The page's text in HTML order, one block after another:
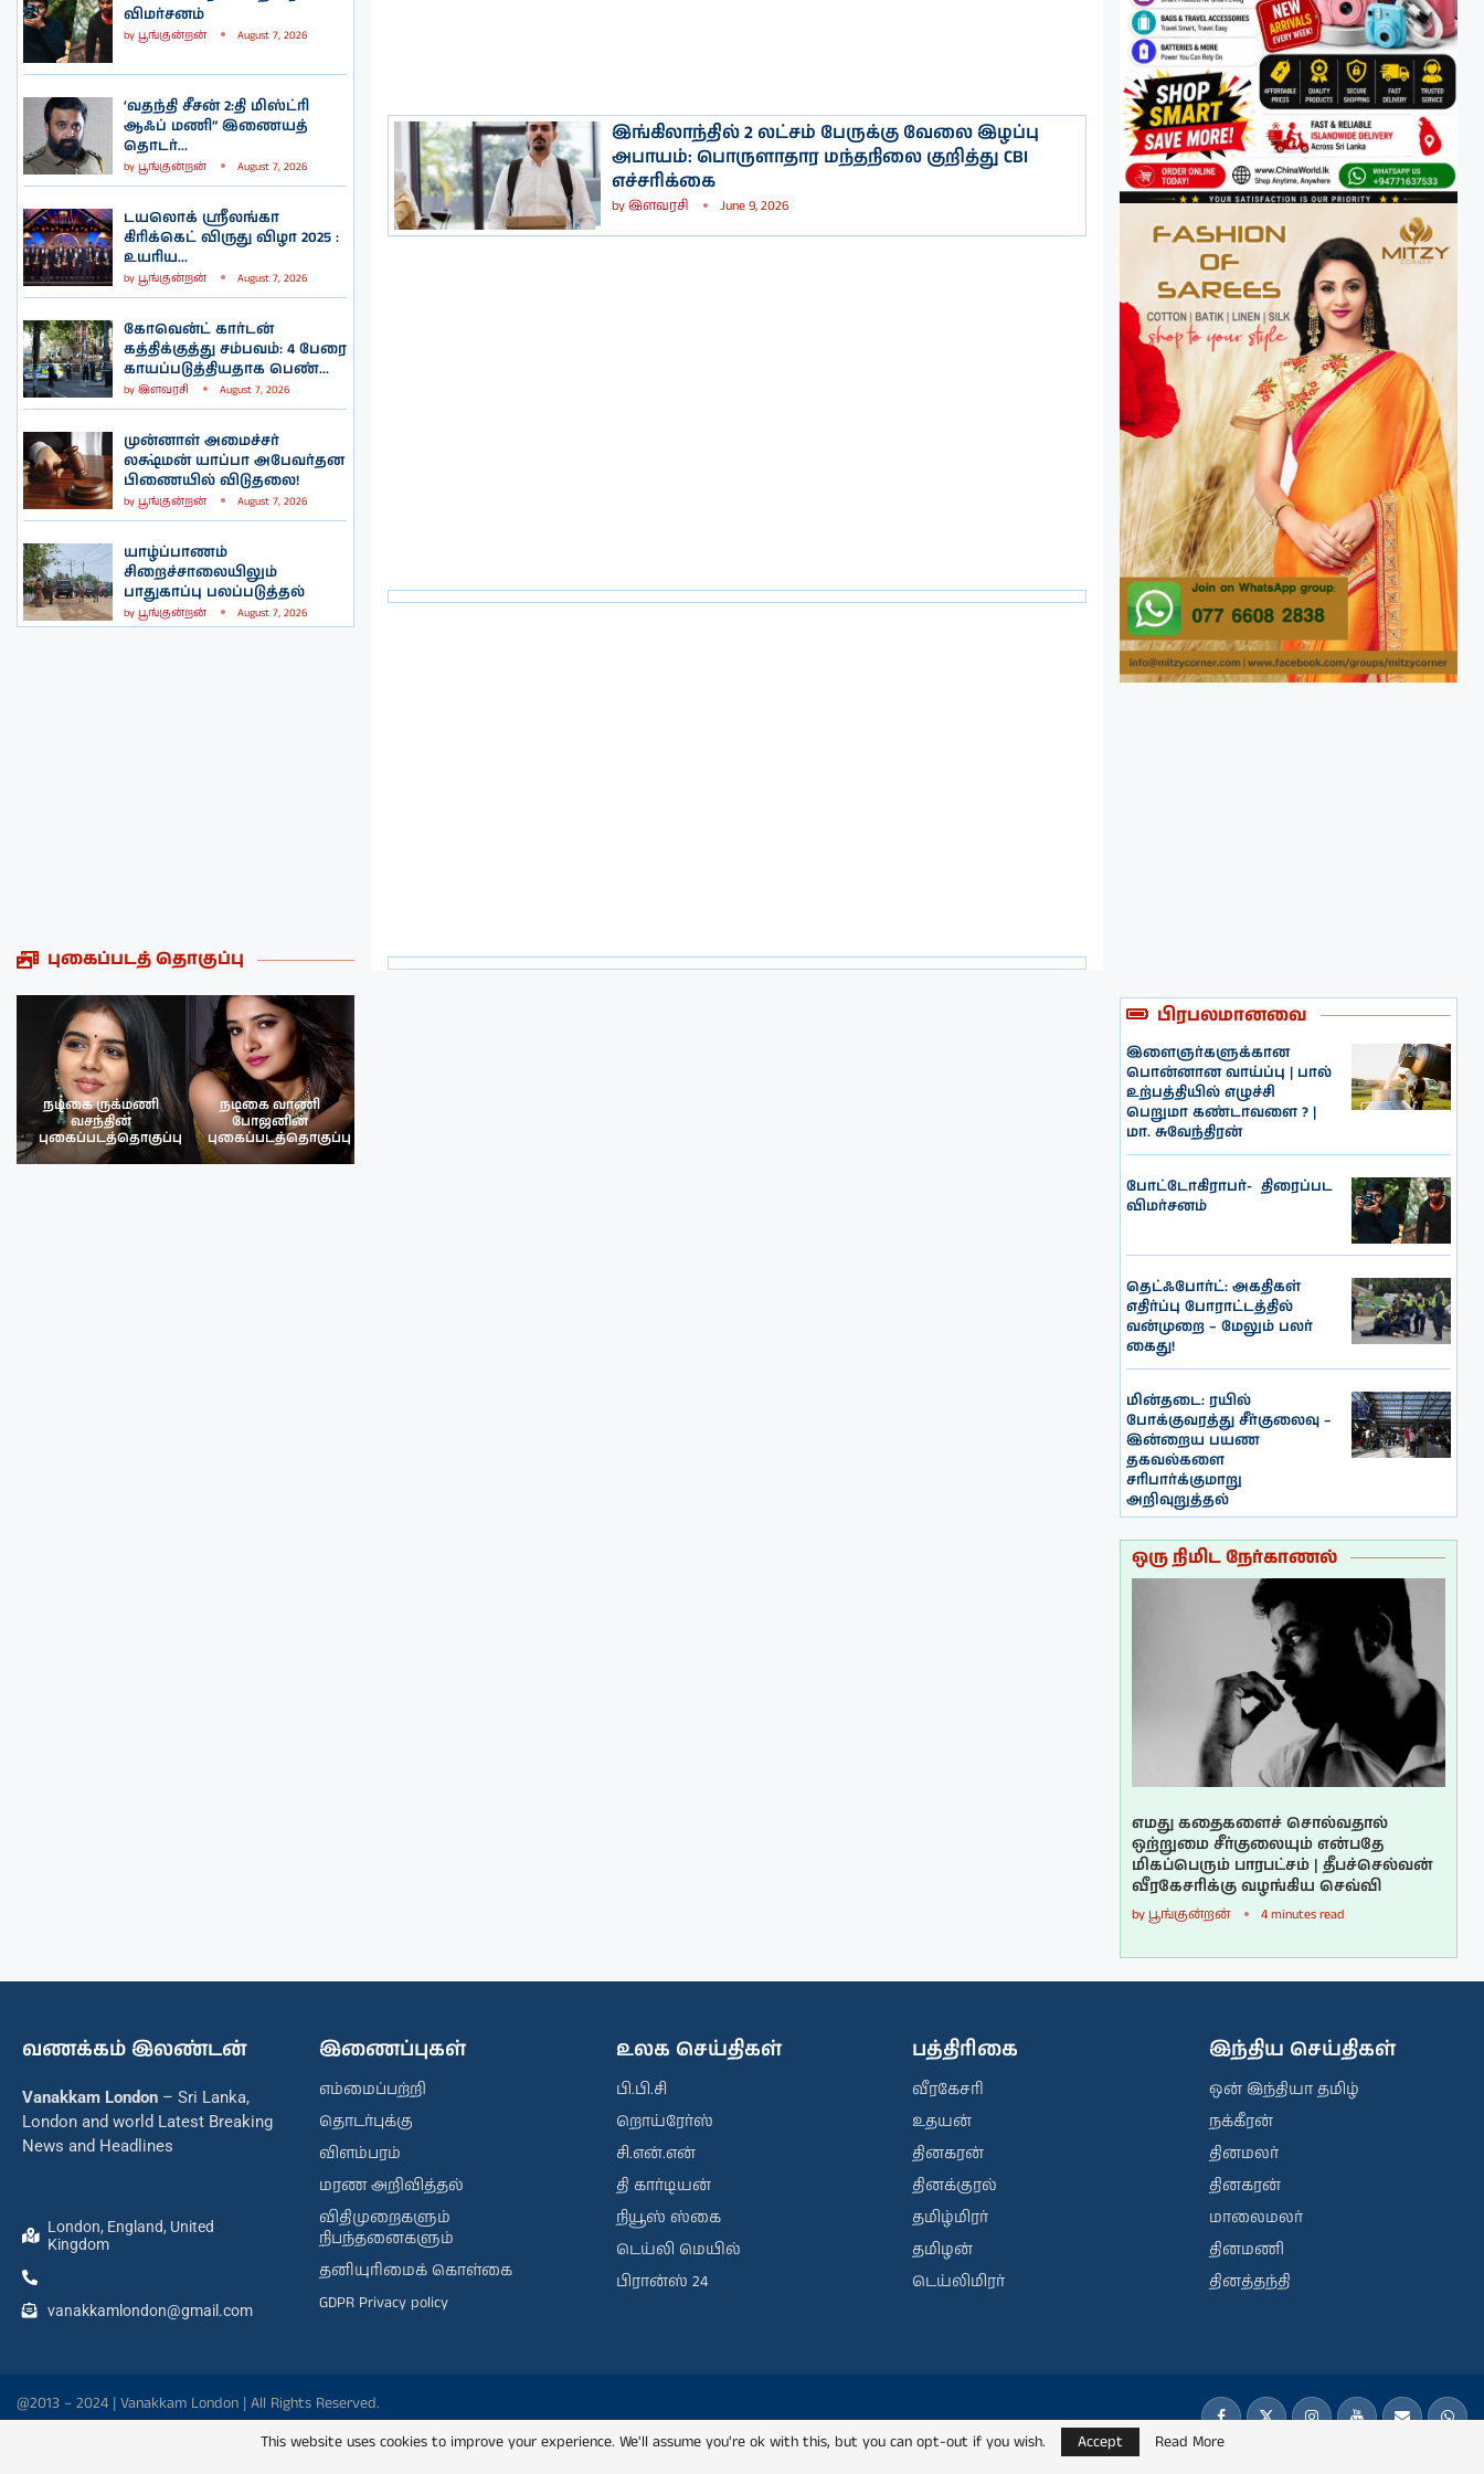
விமர்சனம்
by பூங்குன்றன் August 7, 2026
‘வதந்தி சீசன் 2:தி மிஸ்ட்ரி
ஆஃப் மணி” இணையத்
தொடர்...
by பூங்குன்றன் August 7, 2026
டயலொக் ஸ்ரீலங்கா
கிரிக்கெட் விருது விழா 2025 :
உயரிய...
by பூங்குன்றன் August 7, 2026
கோவென்ட் கார்டன்
கத்திக்குத்து சம்பவம்: 4 பேரை
காயப்படுத்தியதாக பெண்...
by இளவரசி August 7, 2026
முன்னாள் அமைச்சர்
லக்ஷ்மன் யாப்பா அபேவர்தன
பிணையில் விடுதலை!
by பூங்குன்றன் August 7, 2026
யாழ்ப்பாணம்
சிறைச்சாலையிலும்
பாதுகாப்பு பலப்படுத்தல்
by பூங்குன்றன் August 7, 2026
புகைப்படத் தொகுப்பு
நடிகை ருக்மணி
வசந்தின்
புகைப்படத்தொகுப்பு
நடிகை வாணி
போஜனின்
புகைப்படத்தொகுப்பு
இங்கிலாந்தில் 2 லட்சம் பேருக்கு வேலை இழப்பு
அபாயம்: பொருளாதார மந்தநிலை குறித்து CBI
எச்சரிக்கை
byஇளவரசி June 9, 2026
பிரபலமானவை
இளைஞர்களுக்கான
பொன்னான வாய்ப்பு | பால்
உற்பத்தியில் எழுச்சி
பெறுமா கண்டாவளை ? |
மா. சுவேந்திரன்
போட்டோகிராபர்- ‌ திரைப்பட
விமர்சனம்
தெட்ஃபோர்ட்: அகதிகள்
எதிர்ப்பு போராட்டத்தில்
வன்முறை – மேலும் பலர்
கைது!
மின்தடை: ரயில்
போக்குவரத்து சீர்குலைவு –
இன்றைய பயண
தகவல்களை
சரிபார்க்குமாறு
அறிவுறுத்தல்
ஒரு நிமிட நேர்காணல்
எமது கதைகளைச் சொல்வதால்
ஒற்றுமை சீர்குலையும் என்பதே
மிகப்பெரும் பாரபட்சம் | தீபச்செல்வன்
வீரகேசரிக்கு வழங்கிய செவ்வி
by பூங்குன்றன் 4 minutes read
வணக்கம் இலண்டன்
Vanakkam London – Sri Lanka,
London and world Latest Breaking
News and Headlines
London, England, United
Kingdom
vanakkamlondon@gmail.com
இணைப்புகள்
எம்மைப்பற்றி
தொடர்புக்கு
விளம்பரம்
மரண அறிவித்தல்
விதிமுறைகளும்
நிபந்தனைகளும்
தனியுரிமைக் கொள்கை
GDPR Privacy policy
உலக செய்திகள்
பி.பி.சி
றொய்ரேர்ஸ்
சி.என்.என்
தி கார்டியன்
நியூஸ் ஸ்கை
டெய்லி மெயில்
பிரான்ஸ் 24
பத்திரிகை
வீரகேசரி
உதயன்
தினகரன்
தினக்குரல்
தமிழ்மிரர்
தமிழன்
டெய்லிமிரர்
இந்திய செய்திகள்
ஒன் இந்தியா தமிழ்
நக்கீரன்
தினமலர்
தினகரன்
மாலைமலர்
தினமணி
தினத்தந்தி
@2013 – 2024 | Vanakkam London | All Rights Reserved.
This website uses cookies to improve your experience. We'll assume you're ok with this, but you can opt-out if you wish.
Accept Read More